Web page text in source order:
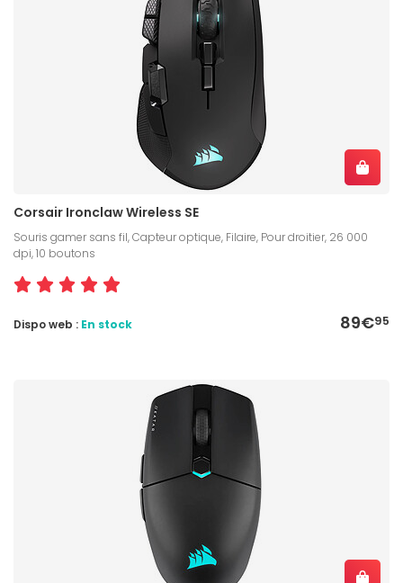
Corsair Ironclaw Wireless SE
Souris gamer sans fil, Capteur optique, Filaire, Pour droitier, 26 000
dpi, 10 boutons
89€95
Dispo web : En stock